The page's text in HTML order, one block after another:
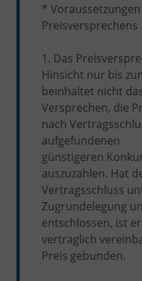
*
Preisversprechens
1. Das
Hinsicht nur bis
beinhaltet nicht
Versprechen, die
nach
aufgefundenen
günstigeren
auszuzahlen. Hat
Vertragsschluss
Zugrundelegung
entschlossen, ist
vertraglich
Preis gebunden.